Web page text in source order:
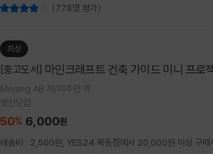
(778명 평가)
최상
[중고도서] 마인크래프트 건축 가이드 미니 프로
Mojang AB 저/이주안 역
영진닷컴
50% 6,000원
배송비 : 2,500원, YES24 목동점에서 20,000원 이상 구매